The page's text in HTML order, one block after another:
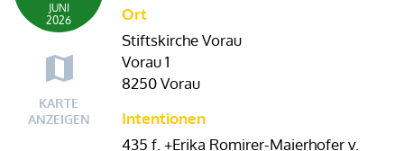
JUNI
2026
KARTE
ANZEIGEN
Ort
Stiftskirche Vorau
Vorau 1
8250 Vorau
Intentionen
435 f. +Erika Romirer-Maierhofer v.